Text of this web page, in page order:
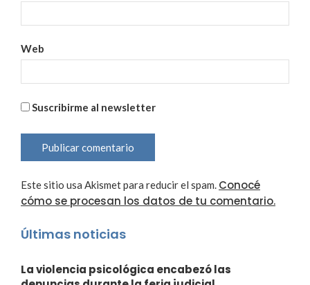
Web
Suscribirme al newsletter
Este sitio usa Akismet para reducir el spam. Conocé
cómo se procesan los datos de tu comentario.
Últimas noticias
La violencia psicológica encabezó las